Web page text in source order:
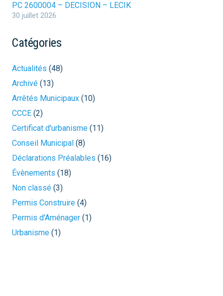
PC 2600004 – DECISION – LECIK
30 juillet 2026
Catégories
Actualités (48)
Archivé (13)
Arrêtés Municipaux (10)
CCCE (2)
Certificat d'urbanisme (11)
Conseil Municipal (8)
Déclarations Préalables (16)
Évènements (18)
Non classé (3)
Permis Construire (4)
Permis d'Aménager (1)
Urbanisme (1)